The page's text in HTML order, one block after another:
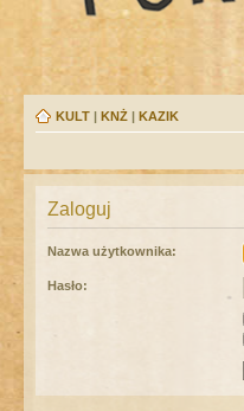
KULT | KNŻ | KAZIK
Zaloguj
Nazwa użytkownika:
Hasło: